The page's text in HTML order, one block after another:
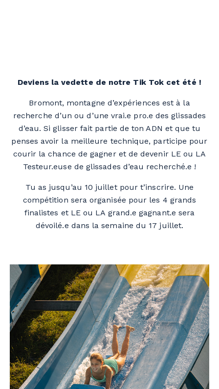
Deviens la vedette de notre Tik Tok cet été !
Bromont, montagne d’expériences est à la
recherche d’un ou d’une vrai.e pro.e des glissades
d’eau. Si glisser fait partie de ton ADN et que tu
penses avoir la meilleure technique, participe pour
courir la chance de gagner et de devenir LE ou LA
Testeur.euse de glissades d’eau recherché.e !
Tu as jusqu’au 10 juillet pour t’inscrire. Une
compétition sera organisée pour les 4 grands
finalistes et LE ou LA grand.e gagnant.e sera
dévoilé.e dans la semaine du 17 juillet.